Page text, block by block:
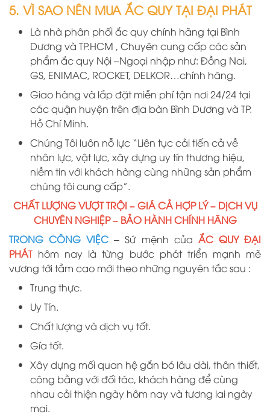
5. VÌ SAO NÊN MUA ẮC QUY TẠI ĐẠI PHÁT
Là nhà phân phối ắc quy chính hãng tại Bình
Dương và TP.HCM , Chuyên cung cấp các sản
phẩm ắc quy Nội –Ngoại nhập như: Đồng Nai,
GS, ENIMAC, ROCKET, DELKOR…chính hãng.
Giao hàng và lắp đặt miễn phí tận nơi 24/24 tại
các quận huyện trên địa bàn Bình Dương và TP.
Hồ Chí Minh.
Chúng Tôi luôn nỗ lực “Liên tục cải tiến cả về
nhân lực, vật lực, xây dựng uy tín thương hiệu,
niềm tin với khách hàng cùng những sản phẩm
chúng tôi cung cấp”.
CHẤT LƯỢNG VƯỢT TRỘI – GIÁ CẢ HỢP LÝ – DỊCH VỤ
CHUYÊN NGHIỆP – BẢO HÀNH CHÍNH HÃNG
TRONG CÔNG VIỆC – Sứ mệnh của ẮC QUY ĐẠI
PHÁT hôm nay là từng bước phát triển mạnh mẽ
vương tới tầm cao mới theo những nguyên tắc sau :
Trung thực.
Uy Tín.
Chất lượng và dịch vụ tốt.
Gía tốt.
Xây dựng mối quan hệ gắn bó lâu dài, thân thiết,
công bằng với đối tác, khách hàng để cùng
nhau cải thiện ngày hôm nay và tương lai ngày
mai.